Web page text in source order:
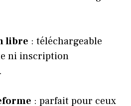
libre : téléchargeable
ni inscription
: parfait pour ceux